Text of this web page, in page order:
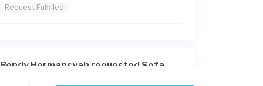
Request Fulfilled
Rendy Hermansyah requested Sofa